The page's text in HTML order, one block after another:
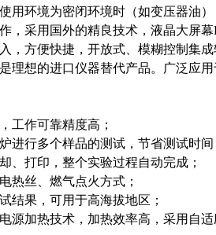
用环境为密闭环境时（如变压器油
，采用国外的精良技术，液晶大屏
，方便快捷，开放式、模糊控制集
理想的进口仪器替代产品。广泛应用
工作可靠精度高；
进行多个样品的测试，节省测试时间
、打印，整个实验过程自动完成；
热丝、燃气点火方式；
结果，可用于高海拔地区；
源加热技术，加热效率高，采用自